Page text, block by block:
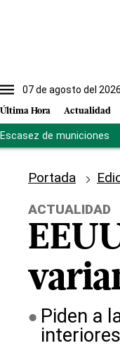
07 de agosto del 2026
Última Hora Actualidad
Escasez de municiones
Portada
ACTUALIDAD
Piden a
interiores